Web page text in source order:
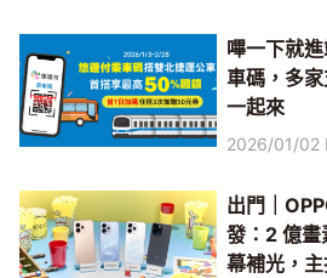
嗶一下就
車碼，多
一起來
2026/01/02
出門｜
發：2 億畫
幕補光，